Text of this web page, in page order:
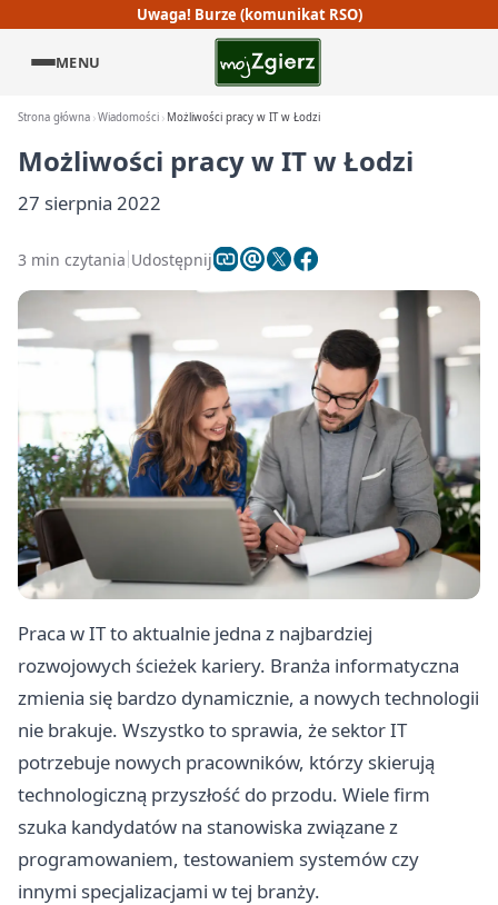
Uwaga! Burze (komunikat RSO)
MENU
Strona główna Wiadomości Możliwości pracy w IT w Łodzi
Możliwości pracy w IT w Łodzi
27 sierpnia 2022
3 min czytania Udostępnij
Praca w IT to aktualnie jedna z najbardziej
rozwojowych ścieżek kariery. Branża informatyczna
zmienia się bardzo dynamicznie, a nowych technologii
nie brakuje. Wszystko to sprawia, że sektor IT
potrzebuje nowych pracowników, którzy skierują
technologiczną przyszłość do przodu. Wiele firm
szuka kandydatów na stanowiska związane z
programowaniem, testowaniem systemów czy
innymi specjalizacjami w tej branży.